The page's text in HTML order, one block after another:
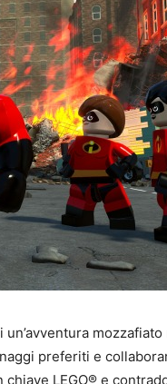
mozzafiato
preferiti e
LEGO® e